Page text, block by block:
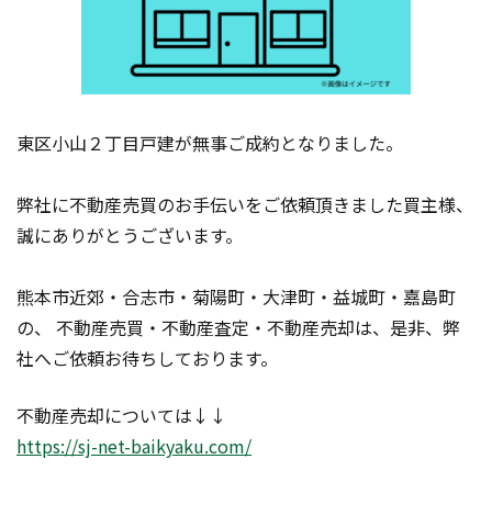
東区小山２丁目戸建が無事ご成約となりました。
弊社に不動産売買のお手伝いをご依頼頂きました買主様、
誠にありがとうございます。
熊本市近郊・合志市・菊陽町・大津町・益城町・嘉島町
の、 不動産売買・不動産査定・不動産売却は、是非、弊
社へご依頼お待ちしております。
不動産売却については↓↓
https://sj-net-baikyaku.com/